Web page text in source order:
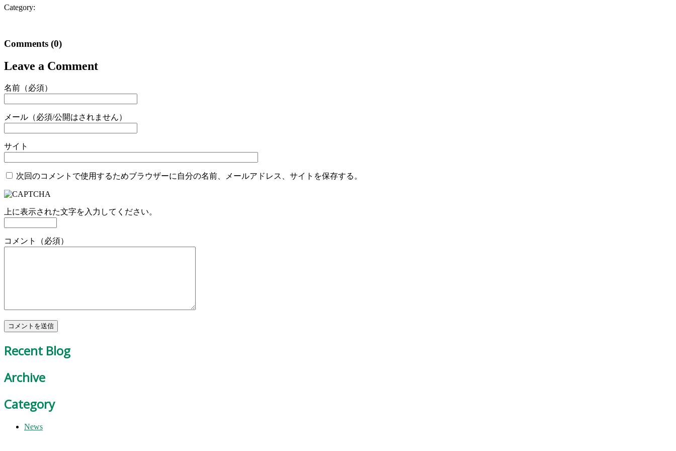
Category:
Comments (0)
Leave a Comment
名前（必須）
メール（必須/公開はされません）
サイト
次回のコメントで使用するためブラウザーに自分の名前、メールアドレス、サイトを保存する。
上に表示された文字を入力してください。
コメント（必須）
Recent Blog
Archive
Category
News